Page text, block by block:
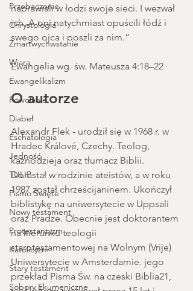
Przebaczenie
Chrystologia
Zmartwychwstanie
Wiara
Ewangelikalizm
Powołanie
Diabeł
Eschatologia
Jedność
TULIP
Pismo Święte
Nowy testament
Protestantyzm
Katolicyzm
Stary testament
Sobory Ekumeniczne
naprawiali w łodzi swoje sieci. I wezwał
ich. A oni natychmiast opuścili łódź i
swego ojca i poszli za nim.”
Ewangelia wg. św. Mateusza 4:18–22
O autorze
Alexandr Flek - urodził się w 1968 r. w
Hradec Králové, Czechy. Teolog,
kaznodzieja oraz tłumacz Biblii.
Dorastał w rodzinie ateistów, a w roku
1987 został chrześcijaninem. Ukończył
biblistykę na uniwersytecie w Uppsali
oraz Pradze. Obecnie jest doktorantem
na kierunku teologii
starotestamentowej na Wolnym (Vrije)
Uniwersytecie w Amsterdamie. jego
przekład Pisma Św. na czeski Biblia21,